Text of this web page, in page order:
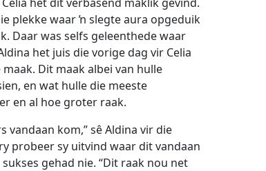
plekke waar ŉ slegte aura opgeduik
Daar was selfs geleenthede waar
het juis die vorige dag vir Celia
Dit maak albei van hulle
en wat hulle die meeste
en al hoe groter raak.
vandaan kom,” sê Aldina vir die
probeer sy uitvind waar dit vandaan
gehad nie. “Dit raak nou net